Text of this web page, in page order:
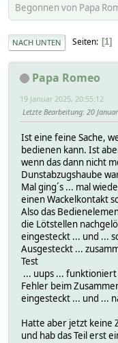
Begonnen von Papa
NACH UNTEN Seiten 1
Papa Romeo
19 Januar 2025, 20:55:12
Letzte Bearbeitung: 20
Ist eine feine Sache,
bedienen kann. Ist
wenn das dann nicht
Dunstabzugshaube
Mal ging´s ... mal
einen Wackelkontakt
Also das
die Lötstellen
eingesteckt ... und ...
Ausgesteckt ...
Test
... uups ...
Fehler beim
eingesteckt ... und ...
Hatte aber jetzt keine
und hab das Teil erst